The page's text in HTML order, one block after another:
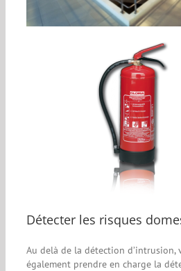
Détecter les risques
Au delà de la détection
également prendre en charge la